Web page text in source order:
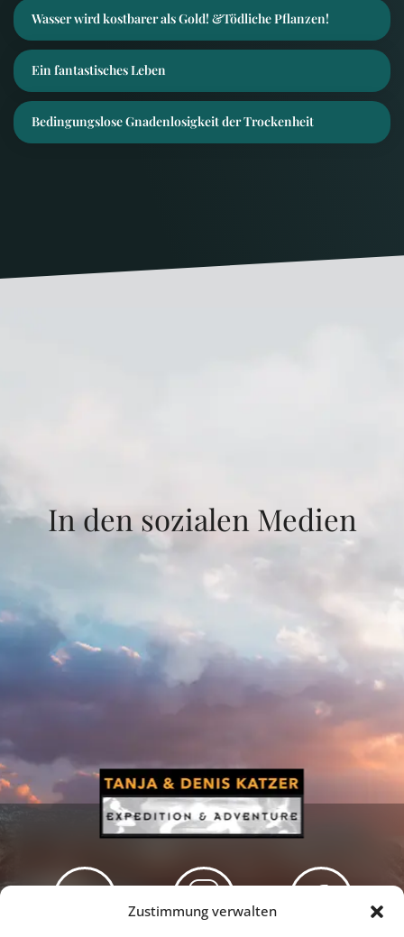
Zustimmung verwalten
Wasser wird kostbarer als Gold! &Tödliche Pflanzen!
Ein fantastisches Leben
Bedingungslose Gnadenlosigkeit der Trockenheit
In den sozialen Medien